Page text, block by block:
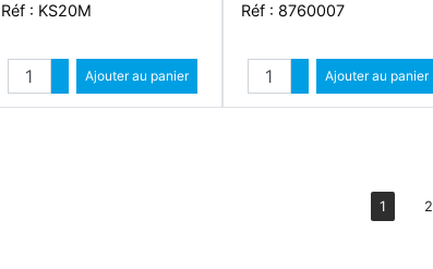
Réf : KS20M
Quantité
Augmenter quantité
Diminuer quantité
Ajouter au panier
Réf : 8760007
Quantité
Augmenter quantité
Diminuer quantité
Ajouter au panier
1 2